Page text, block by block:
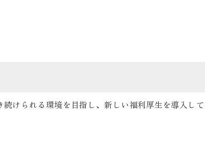
けられる環境を目指し、新しい福利厚生を導入し